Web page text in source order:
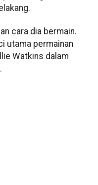
cara dia bermain.
utama permainan
Watkins dalam